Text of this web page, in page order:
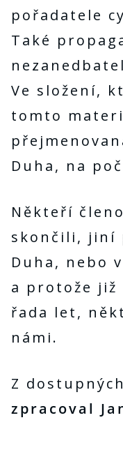
pořadatele
Také
Ve složení,
tomto
Duha, na
Někteří
skončili, jiní
Duha, nebo
a protože již
řada let,
námi.
Z
zpracoval